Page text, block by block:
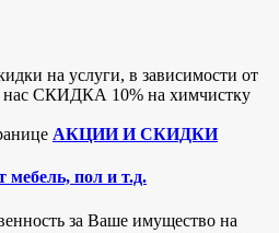
на услуги, в зависимости от
нас СКИДКА 10% на химчистку
АКЦИИ И СКИДКИ
мебель, пол и т.д.
за Ваше имущество на